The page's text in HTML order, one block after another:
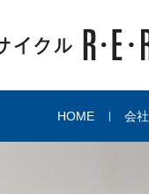
HOME 会